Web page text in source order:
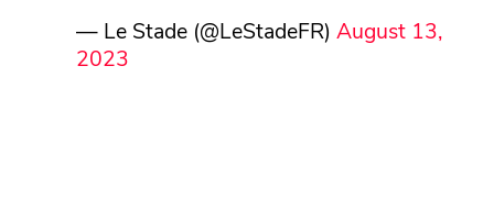
— Le Stade (@LeStadeFR) August 13,
2023